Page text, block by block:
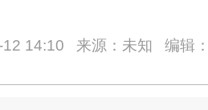
12 14:10 来源：未知 编辑